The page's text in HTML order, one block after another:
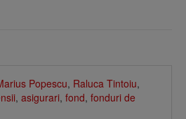
Popescu, Raluca Tintoiu,
, asigurari, fond, fonduri de